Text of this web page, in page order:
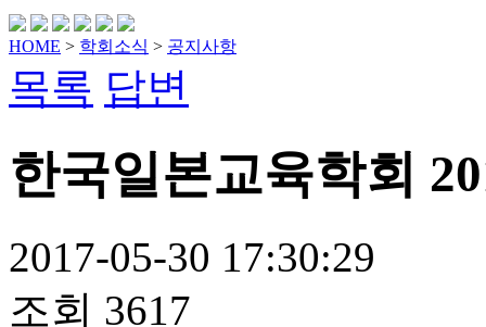
HOME > 학회소식 > 공지사항
목록 답변
한국일본교육학회
2017-05-30 17:30:29
조회 3617